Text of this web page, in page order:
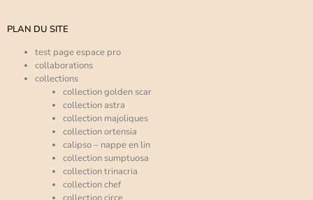
PLAN DU SITE
test page espace pro
collaborations
collections
collection golden scar
collection astra
collection majoliques
collection ortensia
calipso – nappe en lin
collection sumptuosa
collection trinacria
collection chef